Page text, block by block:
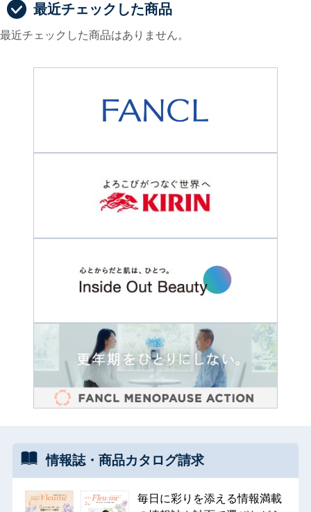
最近チェックした商品
最近チェックした商品はありません。
情報誌・ 商品カタログ請求
毎日に彩りを添える情報満載